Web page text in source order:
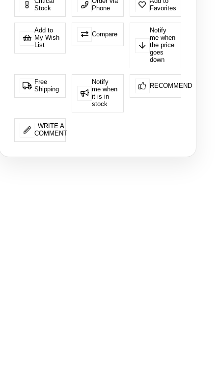
Stock
Phone
Favorites
Add to
My Wish
List
Compare
Notify
me when
the price
goes
down
Free
Shipping
Notify
me when
it is in
stock
RECOMMEND
WRITE A
COMMENT